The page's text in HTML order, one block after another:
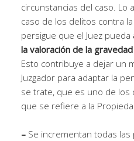
circunstancias del caso. Lo
caso de los delitos contra
persigue que el Juez pueda
la valoración de la
Esto contribuye a dejar un
Juzgador para adaptar la
se trate, que es uno de los
que se refiere a la
– Se incrementan todas